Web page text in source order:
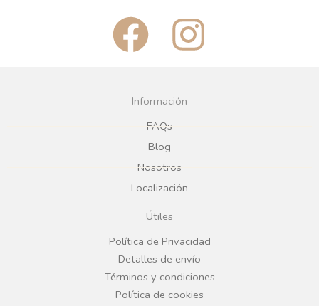
F
a
c
e
b
o
o
k
I
n
g
r
a
Información
FAQs
Blog
Nosotros
Localización
Útiles
Política de Privacidad
Detalles de envío
Términos y condiciones
Política de cookies